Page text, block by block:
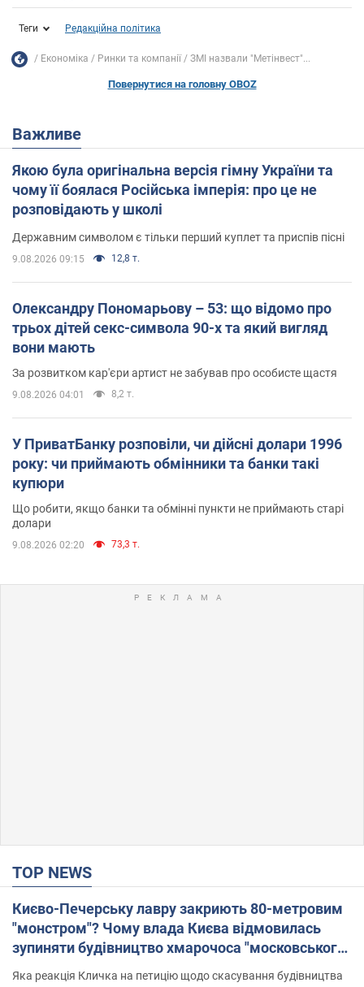
Теги Редакційна політика
Економіка Ринки та компанії ЗМІ назвали "Метінвест"...
Повернутися на головну OBOZ
Важливе
Якою була оригінальна версія гімну України та
чому її боялася Російська імперія: про це не
розповідають у школі
Державним символом є тільки перший куплет та приспів пісні
9.08.2026 09:15 12,8 т.
Олександру Пономарьову – 53: що відомо про
трьох дітей секс-символа 90-х та який вигляд
вони мають
За розвитком кар'єри артист не забував про особисте щастя
9.08.2026 04:01 8,2 т.
У ПриватБанку розповіли, чи дійсні долари 1996
року: чи приймають обмінники та банки такі
купюри
Що робити, якщо банки та обмінні пункти не приймають старі
долари
9.08.2026 02:20 73,3 т.
TOP NEWS
Києво-Печерську лавру закриють 80-метровим
"монстром"? Чому влада Києва відмовилась
зупиняти будівництво хмарочоса "московського
вірянина"
Яка реакція Кличка на петицію щодо скасування будівництва